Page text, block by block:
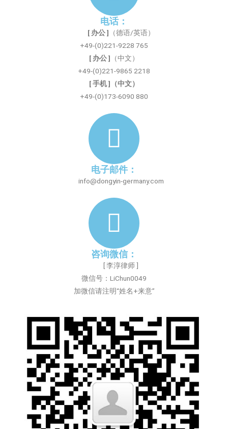
电话：
[ 办公 ] （德语/英语）
+49-(0)221-9228 765
[ 办公 ] （中文）
+49-(0)221-9865 2218
[ 手机 ]（中文）
+49-(0)173-6090 880
电子邮件：
info@dongyin-germany.com
咨询微信：
[ 李淳律师 ]
微信号：LiChun0049
加微信请注明“姓名+来意”